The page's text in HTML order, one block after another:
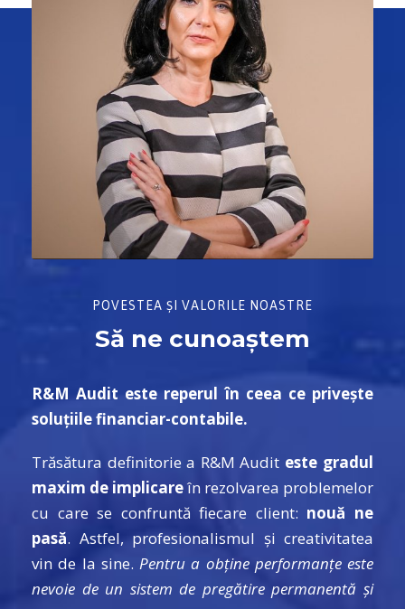
POVESTEA ȘI VALORILE NOASTRE
Să ne cunoaștem
R&M Audit este reperul în ceea ce privește
soluțiile financiar-contabile.
Trăsătura definitorie a R&M Audit este gradul
maxim de implicareîn rezolvarea problemelor
cu care se confruntă fiecare client: nouă ne
pasă. Astfel, profesionalismul și creativitatea
vin de la sine. Pentru a obține performanțe este
nevoie de un sistem de pregătire permanentă și